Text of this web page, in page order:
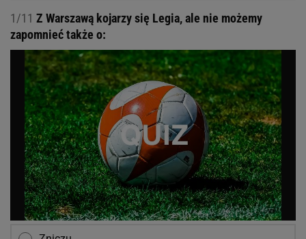
1/11 Z Warszawą kojarzy się Legia, ale nie możemy
zapomnieć także o: